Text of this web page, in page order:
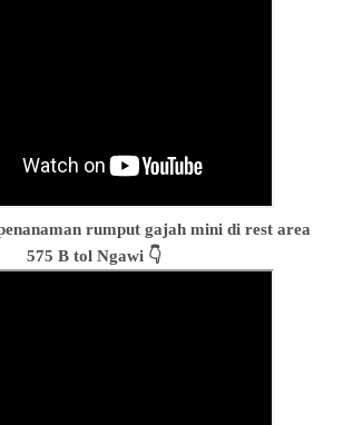
rumput gajah mini di rest area
575 B tol Ngawi 👇